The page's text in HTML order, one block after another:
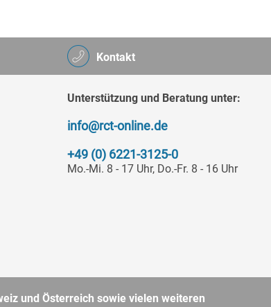
Kontakt
Unterstützung und Beratung unter:
info@rct-online.de
+49 (0) 6221-3125-0
Mo.-Mi. 8 - 17 Uhr, Do.-Fr. 8 - 16 Uhr
und Österreich sowie vielen weiteren